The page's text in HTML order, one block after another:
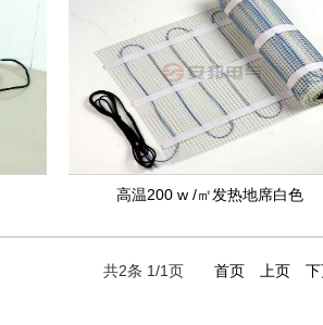
高温200 w /㎡发热地席白色
共2条 1/1页 首页 上页